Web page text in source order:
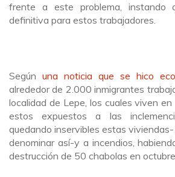
frente a este problema, instando
definitiva para estos trabajadores.
Según una noticia que se hico
alrededor de 2.000 inmigrantes
localidad de Lepe, los cuales viven
estos expuestos a las
quedando inservibles estas
denominar así-y a incendios,
destrucción de 50 chabolas en